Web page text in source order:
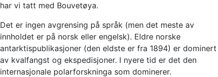
har vi tatt med Bouvetøya.
Det er ingen avgrensing på språk (men det meste av
innholdet er på norsk eller engelsk). Eldre norske
antarktispublikasjoner (den eldste er fra 1894) er dominert
av kvalfangst og ekspedisjoner. I nyere tid er det den
internasjonale polarforskninga som dominerer.